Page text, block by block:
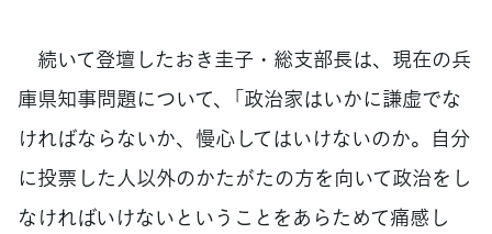
続いて登壇したおき圭子・総支部長は、現在の兵
庫県知事問題について、「政治家はいかに謙虚でな
ければならないか、慢心してはいけないのか。自分
に投票した人以外のかたがたの方を向いて政治をし
なければいけないということをあらためて痛感し